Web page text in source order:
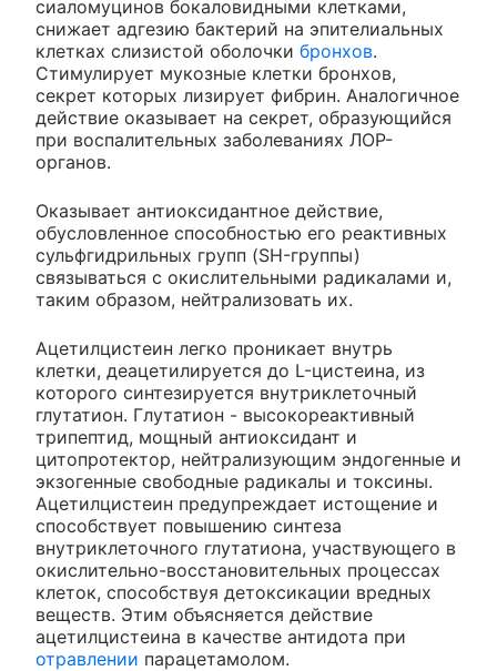
сиаломуцинов бокаловидными клетками,
снижает адгезию бактерий на эпителиальных
клетках слизистой оболочки бронхов.
Стимулирует мукозные клетки бронхов,
секрет которых лизирует фибрин. Аналогичное
действие оказывает на секрет, образующийся
при воспалительных заболеваниях ЛОР-
органов.
Оказывает антиоксидантное действие,
обусловленное способностью его реактивных
сульфгидрильных групп (SH-группы)
связываться с окислительными радикалами и,
таким образом, нейтрализовать их.
Ацетилцистеин легко проникает внутрь
клетки, деацетилируется до L-цистеина, из
которого синтезируется внутриклеточный
глутатион. Глутатион - высокореактивный
трипептид, мощный антиоксидант и
цитопротектор, нейтрализующим эндогенные и
экзогенные свободные радикалы и токсины.
Ацетилцистеин предупреждает истощение и
способствует повышению синтеза
внутриклеточного глутатиона, участвующего в
окислительно-восстановительных процессах
клеток, способствуя детоксикации вредных
веществ. Этим объясняется действие
ацетилцистеина в качестве антидота при
отравлении парацетамолом.